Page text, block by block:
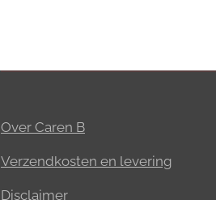
Over Caren B
Verzendkosten en levering
Disclaimer